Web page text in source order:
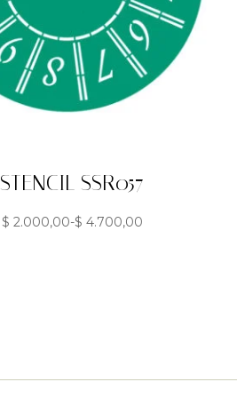
STENCIL SSR057
$ 2.000,00-$ 4.700,00